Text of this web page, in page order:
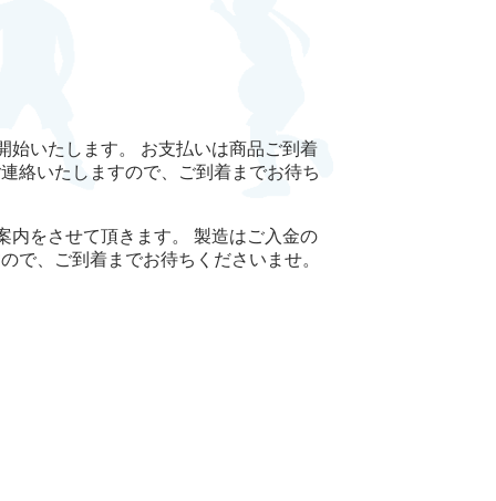
始いたします。 お支払いは商品ご到着
絡いたしますので、ご到着までお待ち
内をさせて頂きます。 製造はご入金の
で、ご到着までお待ちくださいませ。